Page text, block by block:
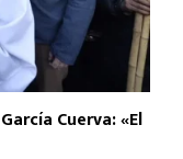
Cuerva: «El